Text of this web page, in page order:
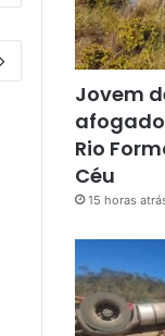
Jovem
Rio
Céu
15 horas